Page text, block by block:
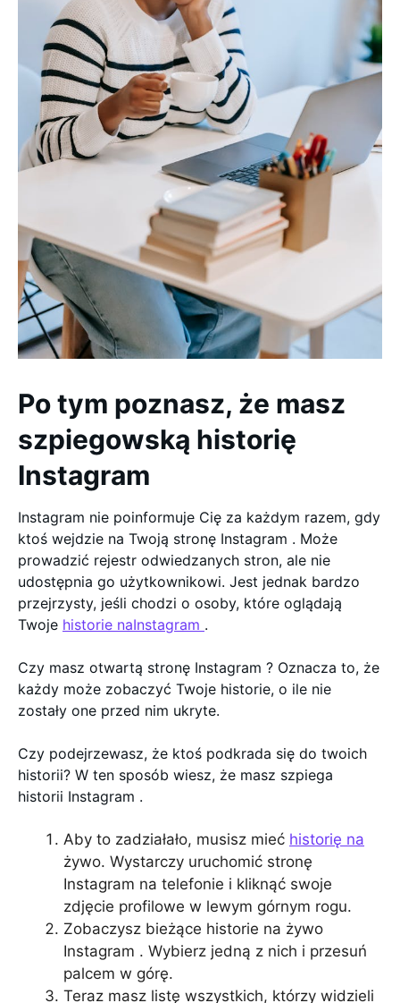
Po tym poznasz, że masz
szpiegowską historię
Instagram
Instagram nie poinformuje Cię za każdym razem, gdy
ktoś wejdzie na Twoją stronę Instagram . Może
prowadzić rejestr odwiedzanych stron, ale nie
udostępnia go użytkownikowi. Jest jednak bardzo
przejrzysty, jeśli chodzi o osoby, które oglądają
Twoje historie naInstagram .
Czy masz otwartą stronę Instagram ? Oznacza to, że
każdy może zobaczyć Twoje historie, o ile nie
zostały one przed nim ukryte.
Czy podejrzewasz, że ktoś podkrada się do twoich
historii? W ten sposób wiesz, że masz szpiega
historii Instagram .
Aby to zadziałało, musisz mieć historię na
żywo. Wystarczy uruchomić stronę
Instagram na telefonie i kliknąć swoje
zdjęcie profilowe w lewym górnym rogu.
Zobaczysz bieżące historie na żywo
Instagram . Wybierz jedną z nich i przesuń
palcem w górę.
Teraz masz listę wszystkich, którzy widzieli